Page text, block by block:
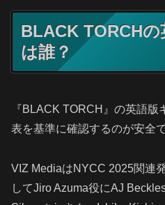
BLACK TORCHの
は誰？
『BLACK TORCH』の英語
表を基準に確認するのが安全で
VIZ MediaはNYCC 2025関連
してJiro Azuma役にAJ